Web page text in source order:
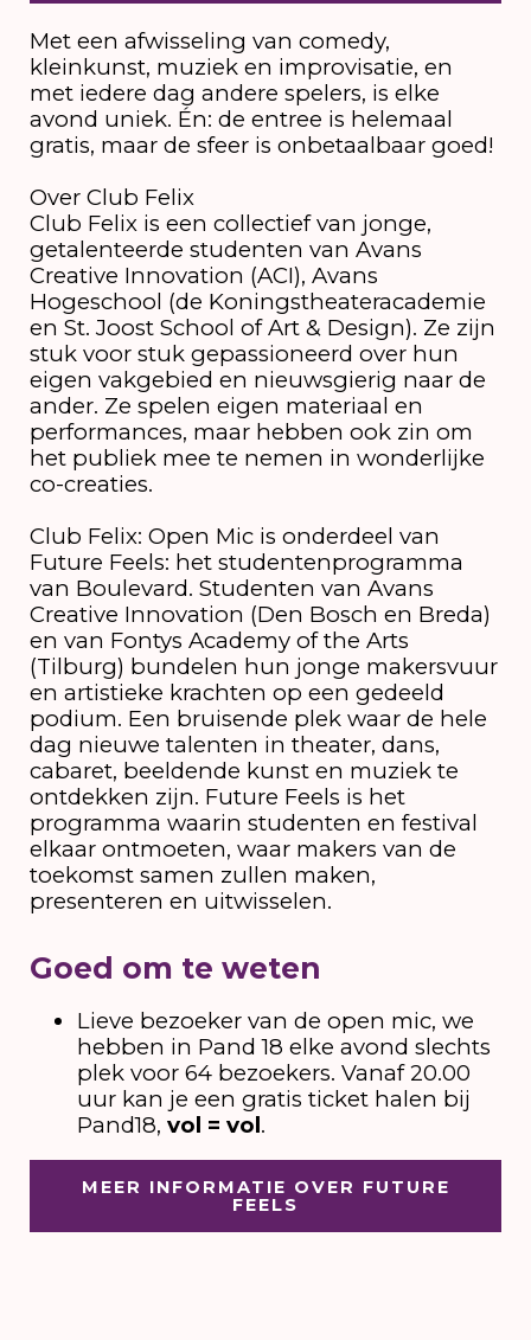
Met een afwisseling van comedy,
kleinkunst, muziek en improvisatie, en
met iedere dag andere spelers, is elke
avond uniek. Én: de entree is helemaal
gratis, maar de sfeer is onbetaalbaar goed!
Over Club Felix
Club Felix is een collectief van jonge,
getalenteerde studenten van Avans
Creative Innovation (ACI), Avans
Hogeschool (de Koningstheateracademie
en St. Joost School of Art & Design). Ze zijn
stuk voor stuk gepassioneerd over hun
eigen vakgebied en nieuwsgierig naar de
ander. Ze spelen eigen materiaal en
performances, maar hebben ook zin om
het publiek mee te nemen in wonderlijke
co-creaties.
Club Felix: Open Mic is onderdeel van
Future Feels: het studentenprogramma
van Boulevard. Studenten van Avans
Creative Innovation (Den Bosch en Breda)
en van Fontys Academy of the Arts
(Tilburg) bundelen hun jonge makersvuur
en artistieke krachten op een gedeeld
podium. Een bruisende plek waar de hele
dag nieuwe talenten in theater, dans,
cabaret, beeldende kunst en muziek te
ontdekken zijn. Future Feels is het
programma waarin studenten en festival
elkaar ontmoeten, waar makers van de
toekomst samen zullen maken,
presenteren en uitwisselen.
Goed om te weten
Lieve bezoeker van de open mic, we
hebben in Pand 18 elke avond slechts
plek voor 64 bezoekers. Vanaf 20.00
uur kan je een gratis ticket halen bij
Pand18, vol = vol.
MEER INFORMATIE OVER FUTURE
FEELS